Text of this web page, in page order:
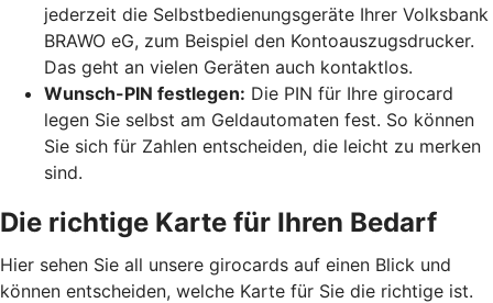
jederzeit die Selbstbedienungsgeräte Ihrer Volksbank
BRAWO eG, zum Beispiel den Kontoauszugsdrucker.
Das geht an vielen Geräten auch kontaktlos.
Wunsch-PIN festlegen: Die PIN für Ihre girocard
legen Sie selbst am Geldautomaten fest. So können
Sie sich für Zahlen entscheiden, die leicht zu merken
sind.
Die richtige Karte für Ihren Bedarf
Hier sehen Sie all unsere girocards auf einen Blick und
können entscheiden, welche Karte für Sie die richtige ist.